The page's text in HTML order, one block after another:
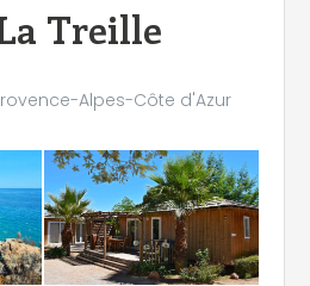
Treille
Alpes-Côte d'Azur